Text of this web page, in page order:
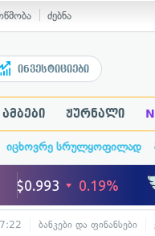
ძებნა
ინვესტიციები
ჟურნალი
იცხოვრე სრულყოფილად
ბანკები და ფინანსები